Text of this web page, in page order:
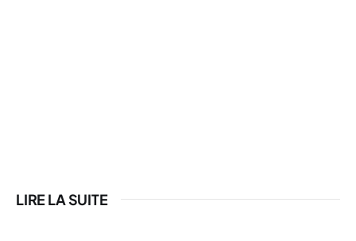
LIRE LA SUITE